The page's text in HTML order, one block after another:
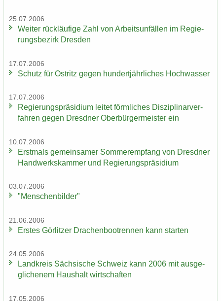
25.07.2006
Wei­ter rück­läu­fi­ge Zahl von Ar­beits­un­fäl­len im Re­gie­
rungs­be­zirk Dres­den
17.07.2006
Schutz für Ost­ritz gegen hun­dert­jähr­li­ches Hoch­was­ser
17.07.2006
Re­gie­rungs­prä­si­di­um lei­tet förm­li­ches Dis­zi­pli­nar­ver­
fah­ren gegen Dresd­ner Ober­bür­ger­meis­ter ein
10.07.2006
Erst­mals ge­mein­sa­mer Som­mer­emp­fang von Dresd­ner
Hand­werks­kam­mer und Re­gie­rungs­prä­si­di­um
03.07.2006
"Men­schen­bil­der"
21.06.2006
Ers­tes Gör­lit­zer Dra­chen­boot­ren­nen kann star­ten
24.05.2006
Land­kreis Säch­si­sche Schweiz kann 2006 mit aus­ge­
gli­che­nem Haus­halt wirt­schaf­ten
17.05.2006